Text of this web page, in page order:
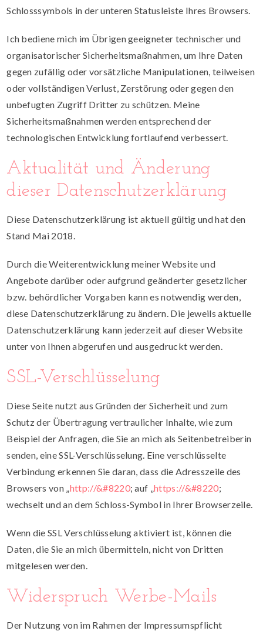
Schlosssymbols in der unteren Statusleiste Ihres Browsers.
Ich bediene mich im Übrigen geeigneter technischer und
organisatorischer Sicherheitsmaßnahmen, um Ihre Daten
gegen zufällig oder vorsätzliche Manipulationen, teilweisen
oder vollständigen Verlust, Zerstörung oder gegen den
unbefugten Zugriff Dritter zu schützen. Meine
Sicherheitsmaßnahmen werden entsprechend der
technologischen Entwicklung fortlaufend verbessert.
Aktualität und Änderung
dieser Datenschutzerklärung
Diese Datenschutzerklärung ist aktuell gültig und hat den
Stand Mai 2018.
Durch die Weiterentwicklung meiner Website und
Angebote darüber oder aufgrund geänderter gesetzlicher
bzw. behördlicher Vorgaben kann es notwendig werden,
diese Datenschutzerklärung zu ändern. Die jeweils aktuelle
Datenschutzerklärung kann jederzeit auf dieser Website
unter von Ihnen abgerufen und ausgedruckt werden.
SSL-Verschlüsselung
Diese Seite nutzt aus Gründen der Sicherheit und zum
Schutz der Übertragung vertraulicher Inhalte, wie zum
Beispiel der Anfragen, die Sie an mich als Seitenbetreiberin
senden, eine SSL-Verschlüsselung. Eine verschlüsselte
Verbindung erkennen Sie daran, dass die Adresszeile des
Browsers von „ http://&#8220; auf „https://&#8220;
wechselt und an dem Schloss-Symbol in Ihrer Browserzeile.
Wenn die SSL Verschlüsselung aktiviert ist, können die
Daten, die Sie an mich übermitteln, nicht von Dritten
mitgelesen werden.
Widerspruch Werbe-Mails
Der Nutzung von im Rahmen der Impressumspflicht